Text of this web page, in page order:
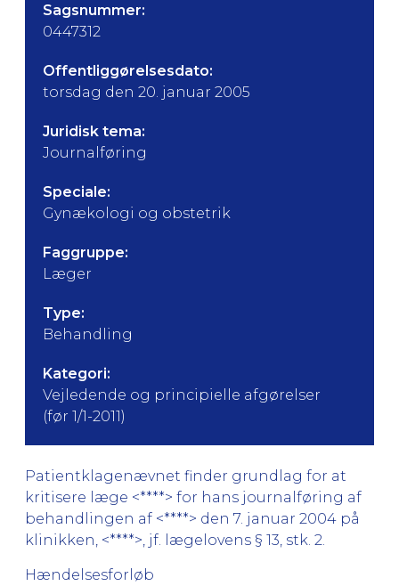
Sagsnummer:
0447312
Offentliggørelsesdato:
torsdag den 20. januar 2005
Juridisk tema:
Journalføring
Speciale:
Gynækologi og obstetrik
Faggruppe:
Læger
Type:
Behandling
Kategori:
Vejledende og principielle afgørelser
(før 1/1-2011)
Patientklagenævnet finder grundlag for at
kritisere læge <****> for hans journalføring af
behandlingen af <****> den 7. januar 2004 på
klinikken, <****>, jf. lægelovens § 13, stk. 2.
Hændelsesforløb